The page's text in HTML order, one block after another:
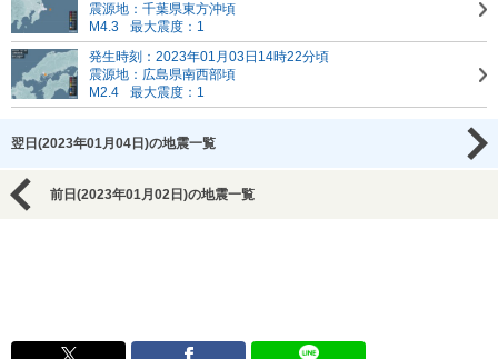
震源地：千葉県東方沖頃
M4.3
最大震度：1
発生時刻：2023年01月03日14時22分頃
震源地：広島県南西部頃
M2.4
最大震度：1
翌日(2023年01月04日)の地震一覧
前日(2023年01月02日)の地震一覧